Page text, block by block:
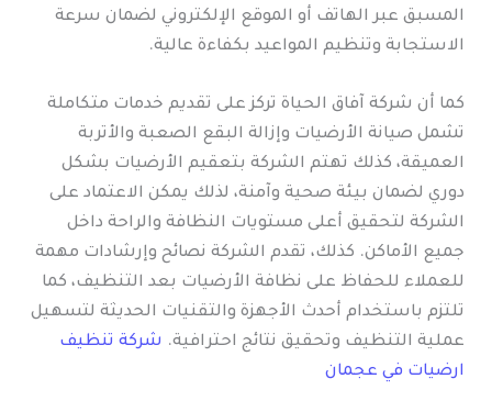
المسبق عبر الهاتف أو الموقع الإلكتروني لضمان سرعة
الاستجابة وتنظيم المواعيد بكفاءة عالية.
كما أن شركة آفاق الحياة تركز على تقديم خدمات متكاملة
تشمل صيانة الأرضيات وإزالة البقع الصعبة والأتربة
العميقة، كذلك تهتم الشركة بتعقيم الأرضيات بشكل
دوري لضمان بيئة صحية وآمنة، لذلك يمكن الاعتماد على
الشركة لتحقيق أعلى مستويات النظافة والراحة داخل
جميع الأماكن. كذلك، تقدم الشركة نصائح وإرشادات مهمة
للعملاء للحفاظ على نظافة الأرضيات بعد التنظيف، كما
تلتزم باستخدام أحدث الأجهزة والتقنيات الحديثة لتسهيل
عملية التنظيف وتحقيق نتائج احترافية. شركة تنظيف
ارضيات في عجمان